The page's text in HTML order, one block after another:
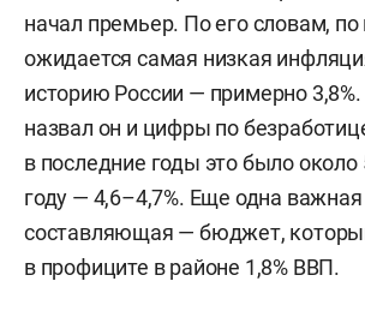
начал премьер. По его словам, по
ожидается самая низкая
историю России — примерно
назвал он и цифры по
в последние годы это было около
году — 4,6–4,7%. Еще одна важная
составляющая — бюджет,
в профиците в районе 1,8% ВВП.